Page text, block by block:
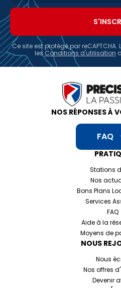
Ce site est protégé par reCAPTCHA.
les Conditions d'utilisation
Stations
Nos
Bons Plans
Services
FAQ
Aide à la
Moyens de
NOUS
Nous
Nos offres
Devenir
NOS RÉPONSES À
FAQ